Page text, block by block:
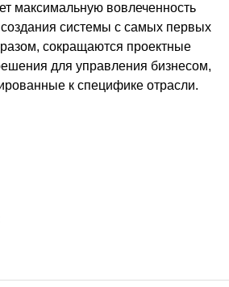
максимальную вовлеченность
создания системы с самых первых
сокращаются проектные
для управления бизнесом,
к специфике отрасли.